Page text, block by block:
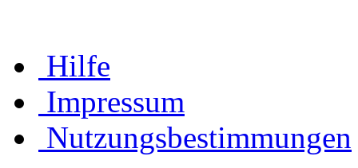
Hilfe
Impressum
Nutzungsbestimmungen